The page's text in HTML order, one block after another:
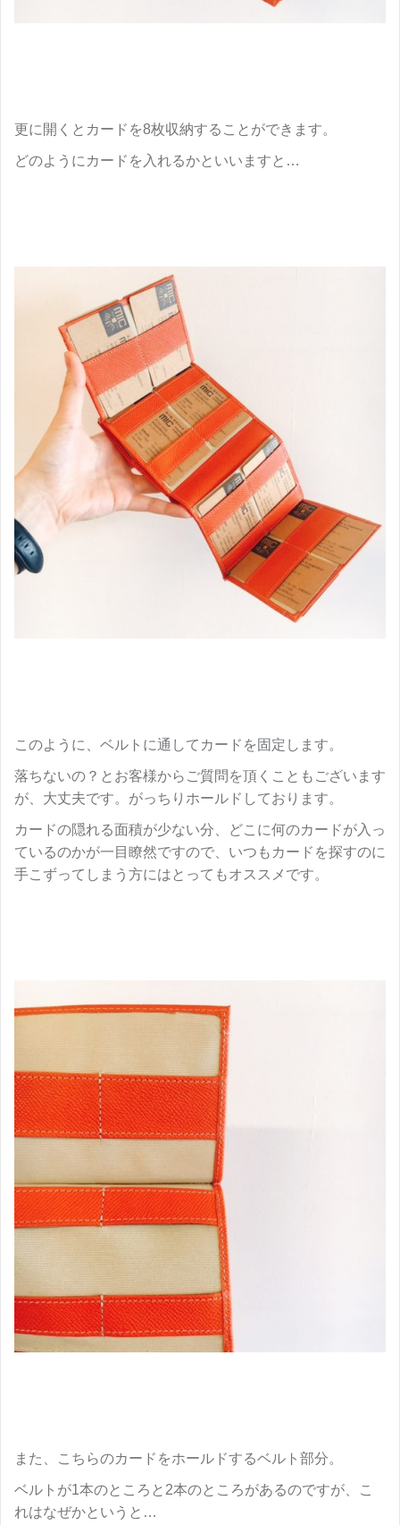
更に開くとカードを8枚収納することができます。
どのようにカードを入れるかといいますと…
このように、ベルトに通してカードを固定します。
落ちないの？とお客様からご質問を頂くこともございます
が、大丈夫です。がっちりホールドしております。
カードの隠れる面積が少ない分、どこに何のカードが入っ
ているのかが一目瞭然ですので、いつもカードを探すのに
手こずってしまう方にはとってもオススメです。
また、こちらのカードをホールドするベルト部分。
ベルトが1本のところと2本のところがあるのですが、こ
れはなぜかというと…